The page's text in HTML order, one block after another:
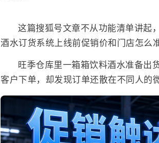
这篇搜狐号文章不从功能清单讲起
酒水订货系统上线前促销价和门店怎么准
旺季仓库里一箱箱饮料酒水准备出
客户下单，却发现订单还散在不同人的